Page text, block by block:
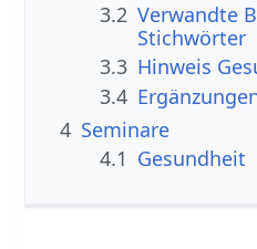
3.2 Verwandte
Stichwörter
3.3 Hinweis
3.4
4 Seminare
4.1 Gesundheit